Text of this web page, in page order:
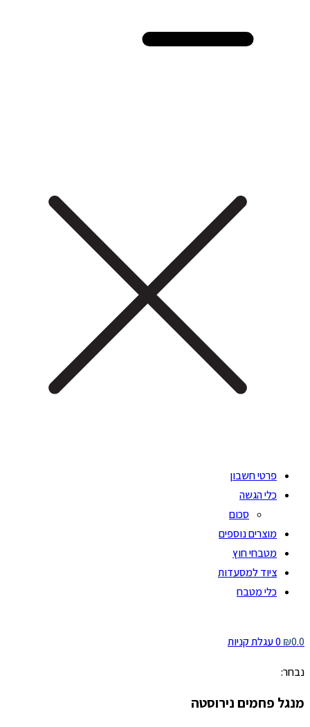
פרטי חשבון
כלי הגשה
סכום
מוצרים נוספים
מטבחי חוץ
ציוד למסעדות
כלי מטבח
₪0.0
0 עגלת קניות
נבחר:
מנגל פחמים נירוסטה